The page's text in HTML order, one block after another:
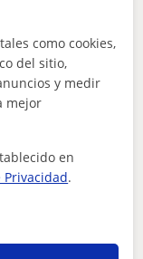
como cookies,
del sitio,
y medir
mejor
en
Privacidad.